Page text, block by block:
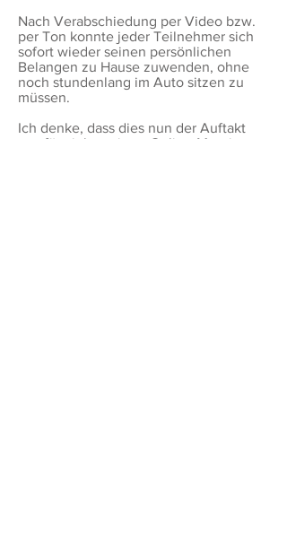
Nach Verabschiedung per Video bzw.
per Ton konnte jeder Teilnehmer sich
sofort wieder seinen persönlichen
Belangen zu Hause zuwenden, ohne
noch stundenlang im Auto sitzen zu
müssen.
Ich denke, dass dies nun der Auftakt
war für viele weitere Online-Meetings